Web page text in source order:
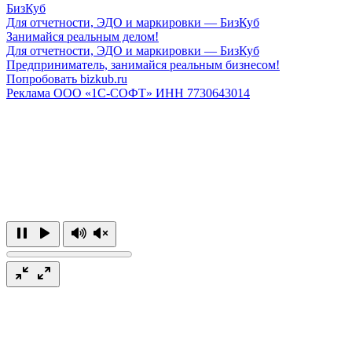
БизКуб
Для отчетности, ЭДО и маркировки — БизКуб
Занимайся реальным делом!
Для отчетности, ЭДО и маркировки — БизКуб
Предприниматель, занимайся реальным бизнесом!
Попробовать bizkub.ru
Реклама ООО «1С-СОФТ» ИНН 7730643014